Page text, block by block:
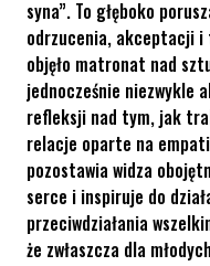
syna”. To głęboko
odrzucenia, akceptacji i
objęło matronat nad
jednocześnie niezwykle
refleksji nad tym, jak
relacje oparte na
pozostawia widza
serce i inspiruje do
przeciwdziałania
że zwłaszcza dla